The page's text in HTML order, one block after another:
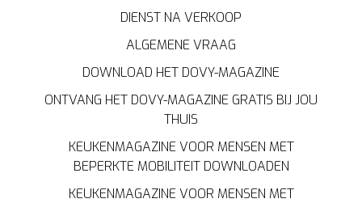
DIENST NA VERKOOP
ALGEMENE VRAAG
DOWNLOAD HET DOVY-MAGAZINE
ONTVANG HET DOVY-MAGAZINE GRATIS BIJ JOU
THUIS
KEUKENMAGAZINE VOOR MENSEN MET
BEPERKTE MOBILITEIT DOWNLOADEN
KEUKENMAGAZINE VOOR MENSEN MET